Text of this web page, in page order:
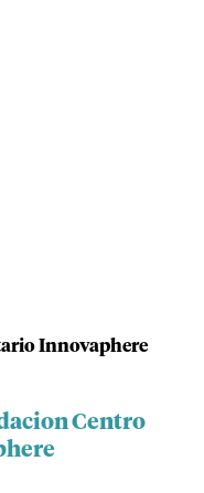
Innovaphere
Centro